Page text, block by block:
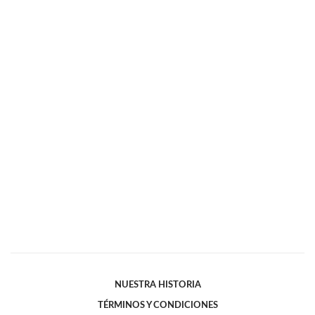
NUESTRA HISTORIA
TÉRMINOS Y CONDICIONES